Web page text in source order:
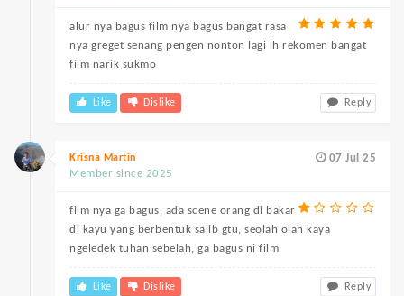
alur nya bagus film nya bagus bangat rasa
nya greget senang pengen nonton lagi lh rekomen bangat
film narik sukmo
Like Dislike Reply
07 Jul 25
Krisna Martin
Member since 2025
film nya ga bagus, ada scene orang di bakar
di kayu yang berbentuk salib gtu, seolah olah kaya
ngeledek tuhan sebelah, ga bagus ni film
Like Dislike Reply